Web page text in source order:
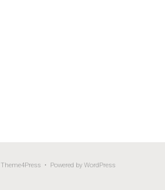
• Powered by WordPress